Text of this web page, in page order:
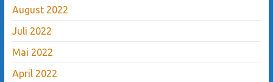
August 2022
Juli 2022
Mai 2022
April 2022